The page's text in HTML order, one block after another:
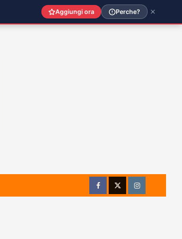
FacebookTwitterInstagram
Aggiungi ora Perche?